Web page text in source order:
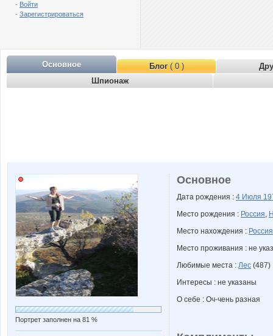
- Войти
- Зарегистрироваться
Основное Блог( 0 )
Шпионаж
Портрет заполнен на 81 %
Основное
Дата рождения : 4 Июля
Место рождения : Россия,
Место нахождения : Россия
Место проживания : не
Любимые места : Лес (487)
Интересы : не указаны
О себе : Оч-чень разная